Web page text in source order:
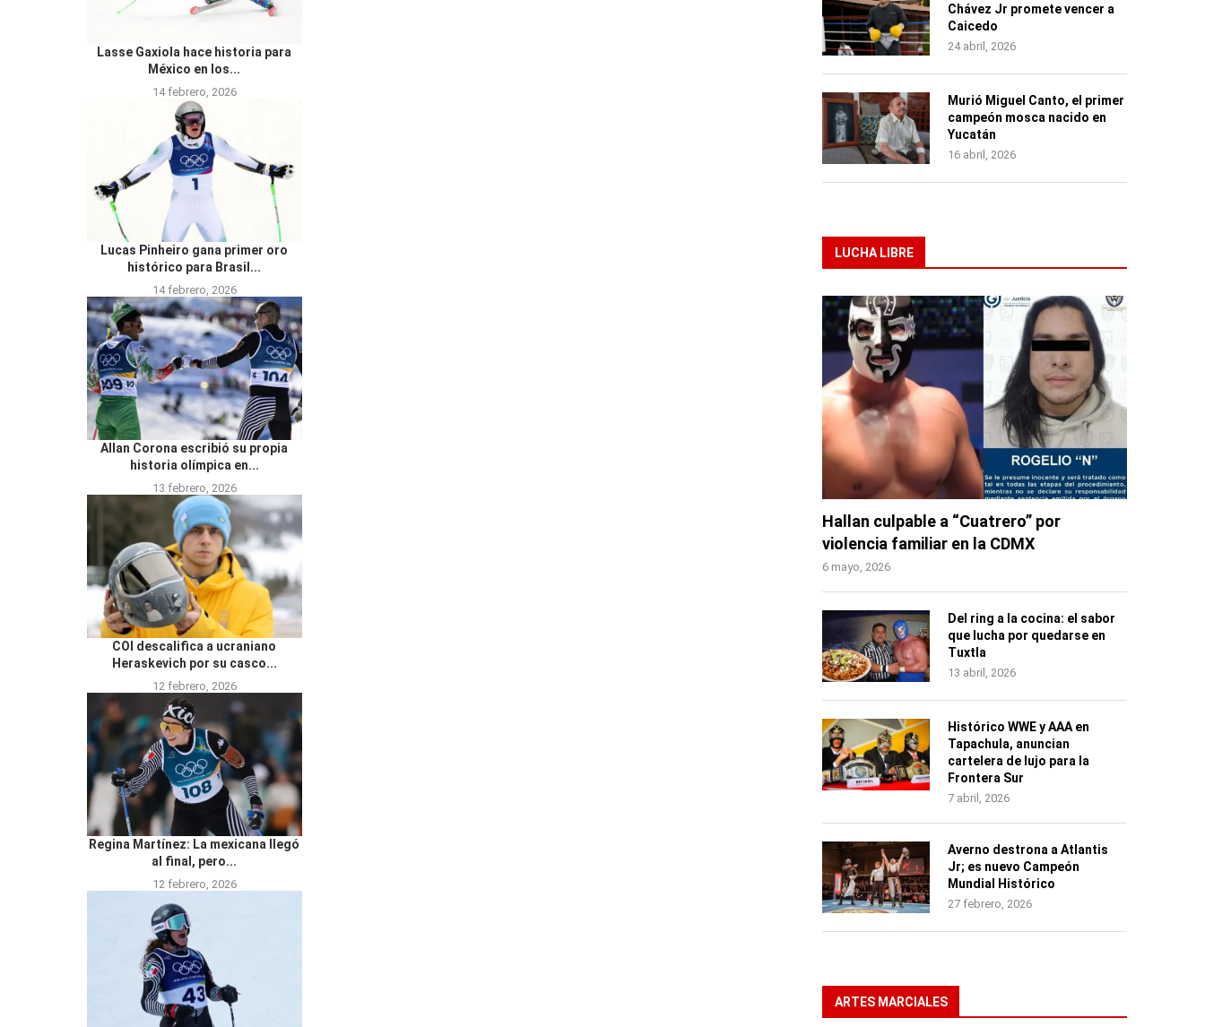
Lasse Gaxiola hace historia para
México en los...
14 febrero, 2026
Lucas Pinheiro gana primer oro
histórico para Brasil...
14 febrero, 2026
Allan Corona escribió su propia
historia olímpica en...
13 febrero, 2026
COI descalifica a ucraniano
Heraskevich por su casco...
12 febrero, 2026
Regina Martínez: La mexicana llegó
al final, pero...
12 febrero, 2026
Chávez Jr promete vencer a
Caicedo
24 abril, 2026
Murió Miguel Canto, el primer
campeón mosca nacido en
Yucatán
16 abril, 2026
LUCHA LIBRE
Hallan culpable a “Cuatrero” por
violencia familiar en la CDMX
6 mayo, 2026
Del ring a la cocina: el sabor
que lucha por quedarse en
Tuxtla
13 abril, 2026
Histórico WWE y AAA en
Tapachula, anuncian
cartelera de lujo para la
Frontera Sur
7 abril, 2026
Averno destrona a Atlantis
Jr; es nuevo Campeón
Mundial Histórico
27 febrero, 2026
ARTES MARCIALES